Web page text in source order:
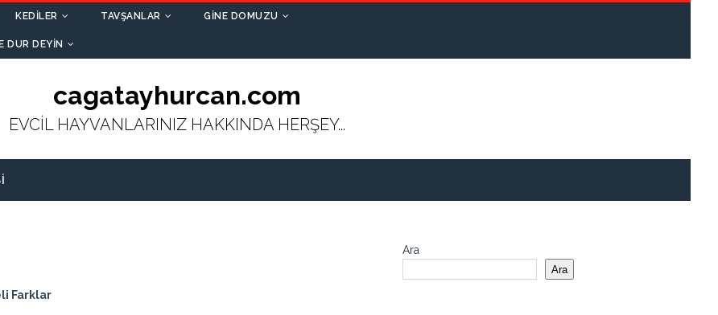
KEDILER TAVŞANLAR GINE DOMUZU
DUR DEYIN
cagatayhurcan.com
EVCİL HAYVANLARINIZ HAKKINDA HERŞEY...
Farklar
Ara
Ara